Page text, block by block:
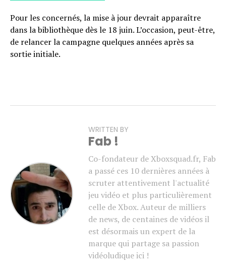
Pour les concernés, la mise à jour devrait apparaître
dans la bibliothèque dès le 18 juin. L’occasion, peut-être,
de relancer la campagne quelques années après sa
sortie initiale.
WRITTEN BY
Fab !
Co-fondateur de Xboxsquad.fr, Fab
a passé ces 10 dernières années à
scruter attentivement l'actualité
jeu vidéo et plus particulièrement
celle de Xbox. Auteur de milliers
de news, de centaines de vidéos il
est désormais un expert de la
marque qui partage sa passion
vidéoludique ici !